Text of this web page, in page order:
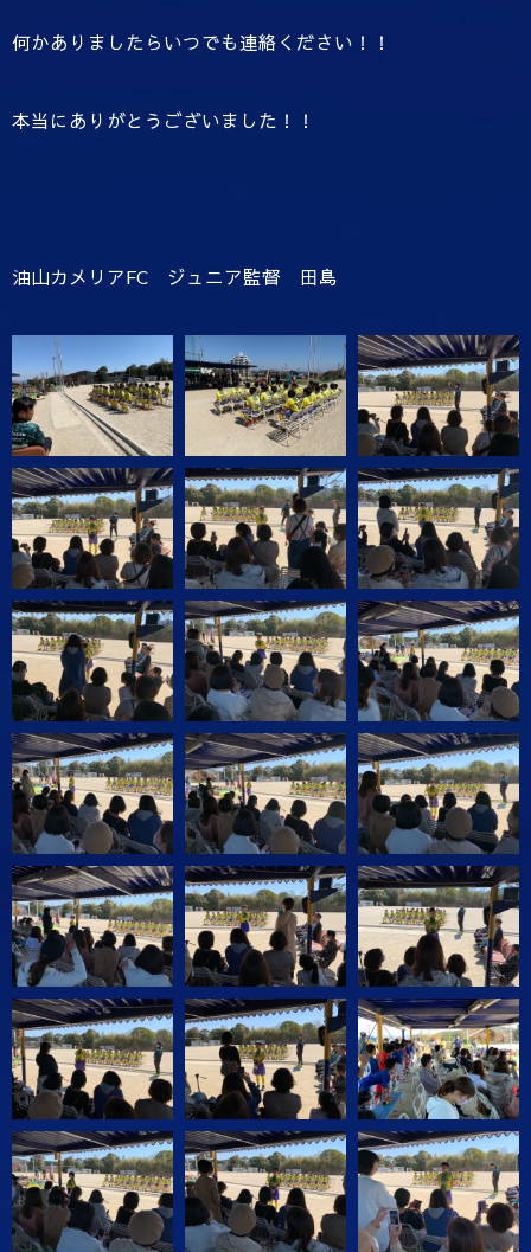
何かありましたらいつでも連絡ください！！
本当にありがとうございました！！
油山カメリアFC ジュニア監督 田島